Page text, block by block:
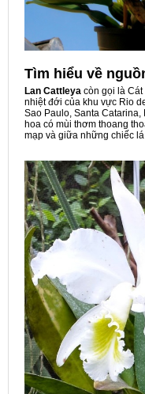
Tìm hiểu về
Lan Cattleya còn gọi là
nhiệt đới của khu vực Rio
Sao Paulo, Santa
hoa có mùi thơm thoang
mạp và giữa những chiếc lá